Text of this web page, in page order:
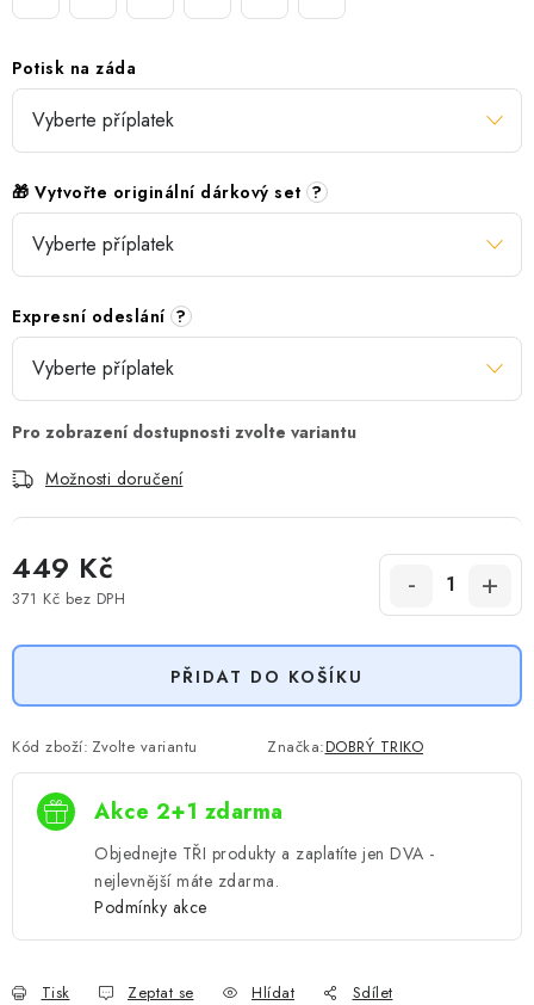
Potisk na záda
🎁 Vytvořte originální dárkový set ?
Expresní odeslání ?
Možnosti doručení
449 Kč
371 Kč bez DPH
PŘIDAT DO KOŠÍKU
Kód zboží: Zvolte variantu Značka:DOBRÝ TRIKO
Akce 2+1 zdarma
Objednejte TŘI produkty a zaplatíte jen DVA -
nejlevnější máte zdarma.
Podmínky akce
Tisk Zeptat se Hlídat Sdílet